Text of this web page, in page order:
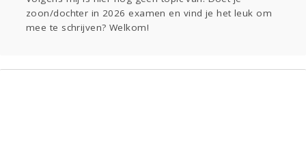
Sport
Contact Viva zoekt
Aangeboden
Gevraagd
Horen
zoon/dochter in 2026 examen en vind je het leuk om
mee te schrijven? Welkom!